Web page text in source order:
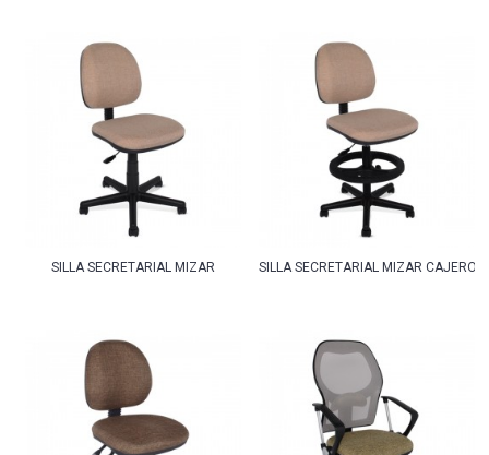
SILLA SECRETARIAL MIZAR SILLA SECRETARIAL MIZAR CAJERO